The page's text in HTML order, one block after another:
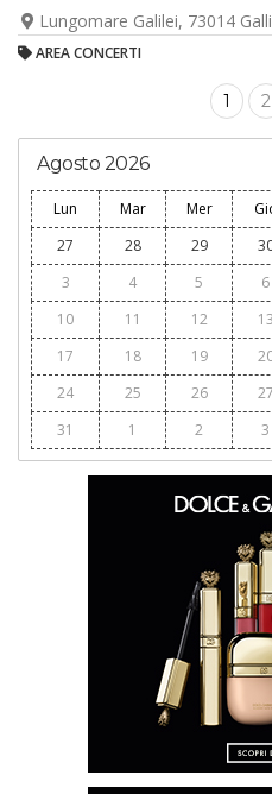
Lungomare Galilei, 73014
AREA CONCERTI
1 2
Agosto 2026
Lun Mar Mer
27
28 29
3
4 5 6
10
11 12 13
17
18 19
24
25 26 27
31
1 2 3